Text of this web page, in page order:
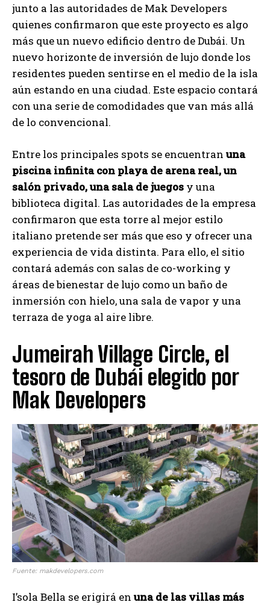
junto a las autoridades de Mak Developers
quienes confirmaron que este proyecto es algo
más que un nuevo edificio dentro de Dubái. Un
nuevo horizonte de inversión de lujo donde los
residentes pueden sentirse en el medio de la isla
aún estando en una ciudad. Este espacio contará
con una serie de comodidades que van más allá
de lo convencional.
Entre los principales spots se encuentran una
piscina infinita con playa de arena real, un
salón privado, una sala de juegos y una
biblioteca digital. Las autoridades de la empresa
confirmaron que esta torre al mejor estilo
italiano pretende ser más que eso y ofrecer una
experiencia de vida distinta. Para ello, el sitio
contará además con salas de co-working y
áreas de bienestar de lujo como un baño de
inmersión con hielo, una sala de vapor y una
terraza de yoga al aire libre.
Jumeirah Village Circle, el
tesoro de Dubái elegido por
Mak Developers
Fuente: makdevelopers.com
I’sola Bella se erigirá en una de las villas más